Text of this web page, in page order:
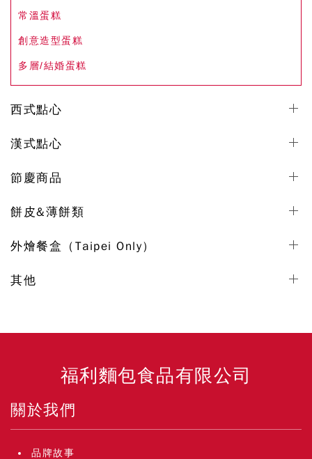
常溫蛋糕
創意造型蛋糕
多層/結婚蛋糕
西式點心
漢式點心
節慶商品
餅皮&薄餅類
外燴餐盒（Taipei Only）
其他
福利麵包食品有限公司
關於我們
品牌故事